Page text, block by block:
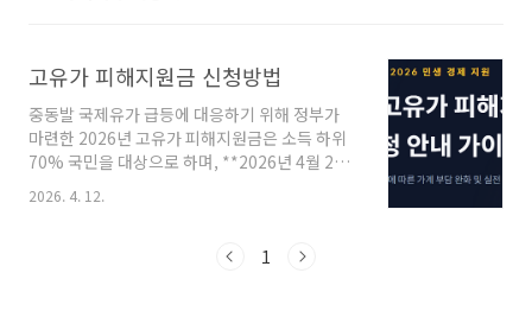
고유가 피해지원금 신청방법
중동발 국제유가 급등에 대응하기 위해 정부가
마련한 2026년 고유가 피해지원금은 소득 하위
70% 국민을 대상으로 하며, **2026년 4월 27
일(월)**부터 본격적인 신청 및 지급이 시작됩니
다.신청 차수와 대상에 따라 방법이 다르니 본인
니다.고유가 피해지원금 신청 기간 및 대상자지
2026. 4. 12.
1